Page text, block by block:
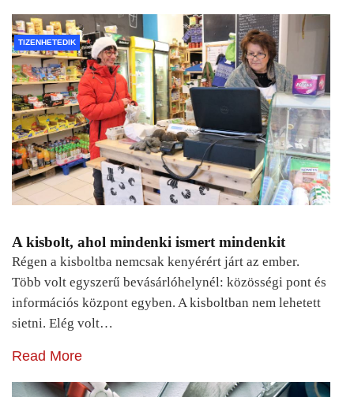
TIZENHETEDIK
A kisbolt, ahol mindenki ismert mindenkit
Régen a kisboltba nemcsak kenyérért járt az ember.
Több volt egyszerű bevásárlóhelynél: közösségi pont és
információs központ egyben. A kisboltban nem lehetett
sietni. Elég volt…
Read More